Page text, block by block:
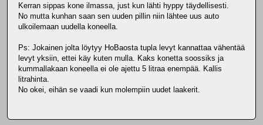
Kerran sippas kone ilmassa, just kun lähti hyppy täydellisesti.
No mutta kunhan saan sen uuden pillin niin lähtee uus auto
ulkoilemaan uudella koneella.
Ps: Jokainen jolta löytyy HoBaosta tupla levyt kannattaa vähentää
levyt yksiin, ettei käy kuten mulla. Kaks konetta soossiks ja
kummallakaan koneella ei ole ajettu 5 litraa enempää. Kallis
litrahinta.
No okei, eihän se vaadi kun molempiin uudet laakerit.